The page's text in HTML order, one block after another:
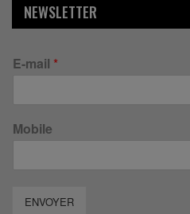
NEWSLETTER
E-mail *
Mobile
ENVOYER